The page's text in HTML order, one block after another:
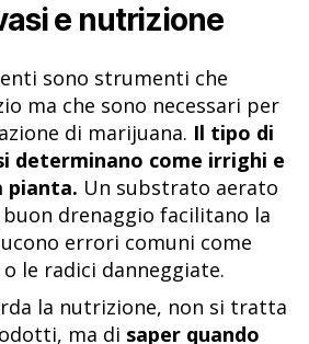
e nutrizione
sono strumenti che
ma che sono necessari per
di marijuana. Il tipo di
determinano come irrighi e
pianta. Un substrato aerato
buon drenaggio facilitano la
errori comuni come
o le radici danneggiate.
la nutrizione, non si tratta
ma di saper quando